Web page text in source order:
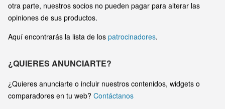
otra parte, nuestros socios no pueden pagar para alterar las
opiniones de sus productos.
Aquí encontrarás la lista de los patrocinadores.
¿QUIERES ANUNCIARTE?
¿Quieres anunciarte o incluir nuestros contenidos, widgets o
comparadores en tu web? Contáctanos